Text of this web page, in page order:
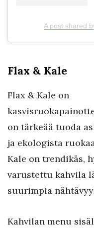
A post shared
Flax & Kale
Flax & Kale on
on tärkeää tuoda
ja ekologista
Kale on trendikäs,
varustettu kahvila
suurimpia
Kahvilan menu